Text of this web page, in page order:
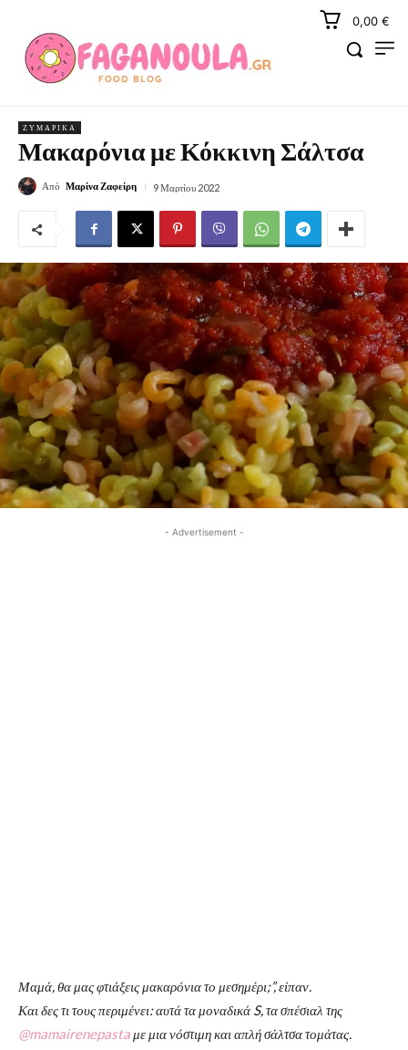
0,00 €
ΖΥΜΑΡΙΚΆ
Μακαρόνια με Κόκκινη Σάλτσα
Από Μαρίνα Ζαφείρη 9 Μαρτίου 2022
- Advertisement -
Μαμά, θα μας φτιάξεις μακαρόνια το μεσημέρι;”, είπαν.
Και δες τι τους περιμένει: αυτά τα μοναδικά S, τα σπέσιαλ της
@mamairenepastaμε μια νόστιμη και απλή σάλτσα τομάτας.